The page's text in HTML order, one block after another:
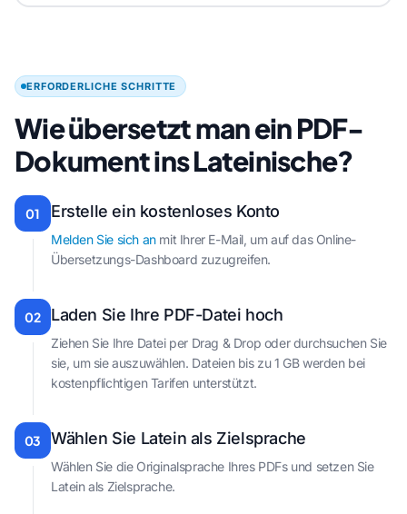
ERFORDERLICHE SCHRITTE
Wie übersetzt man ein PDF-
Dokument ins Lateinische?
01 Erstelle ein kostenloses Konto
Melden Sie sich anmit Ihrer E-Mail, um auf das Online-
Übersetzungs-Dashboard zuzugreifen.
02 Laden Sie Ihre PDF-Datei hoch
Ziehen Sie Ihre Datei per Drag & Drop oder durchsuchen Sie
sie, um sie auszuwählen. Dateien bis zu 1 GB werden bei
kostenpflichtigen Tarifen unterstützt.
03 Wählen Sie Latein als Zielsprache
Wählen Sie die Originalsprache Ihres PDFs und setzen Sie
Latein als Zielsprache.